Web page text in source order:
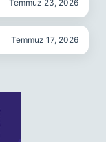
Temmuz 23, 2026
Temmuz 17, 2026